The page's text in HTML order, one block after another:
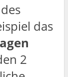
das
2